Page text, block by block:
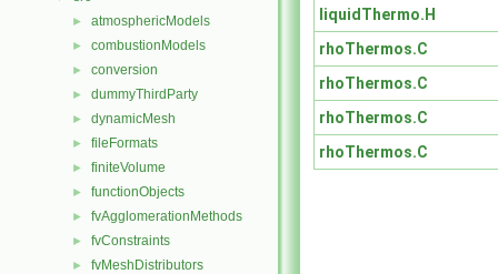
► atmosphericModels
► combustionModels
► conversion
► dummyThirdParty
► dynamicMesh
► fileFormats
► finiteVolume
► functionObjects
► fvAgglomerationMethods
► fvConstraints
► fvMeshDistributors
liquidThermo.H
rhoThermos.C
rhoThermos.C
rhoThermos.C
rhoThermos.C